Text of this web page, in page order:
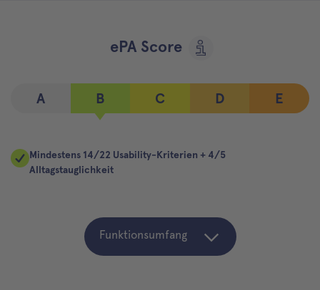
ePA Score
A B C D E
Mindestens 14/22 Usability-Kriterien + 4/5
Alltagstauglichkeit
Funktionsumfang